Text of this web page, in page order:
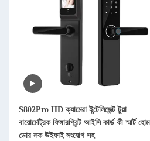
S802Pro HD ক্যামেরা ইন্টেলিজেন্ট টুয়া
বায়োমেট্রিক ফিঙ্গারপ্রিন্ট আইসি কার্ড কী স্মার্ট হোম
ডোর লক উইফাই সংযোগ সহ